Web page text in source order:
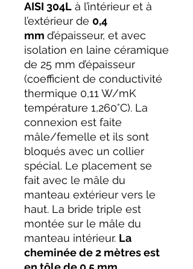
AISI 304L à l’intérieur et à
l’extérieur de 0,4
mm d’épaisseur, et avec
isolation en laine céramique
de 25 mm d’épaisseur
(coefficient de conductivité
thermique 0,11 W/mK
température 1,260°C). La
connexion est faite
mâle/femelle et ils sont
bloqués avec un collier
spécial. Le placement se
fait avec le mâle du
manteau extérieur vers le
haut. La bride triple est
montée sur le mâle du
manteau intérieur. La
cheminée de 2 mètres est